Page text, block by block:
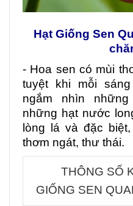
Hạt Giống Sen
- Hoa sen có mùi
tuyệt khi mỗi
ngắm nhìn
những hạt nước
lòng lá và đặc
thơm ngát, thư thái.
THÔNG SỐ
GIỐNG SEN